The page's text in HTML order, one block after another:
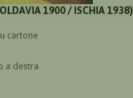
1900 / ISCHIA 1938)
cartone
a destra